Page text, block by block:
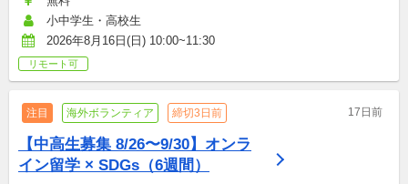
小中学生・高校生
2026年8月16日(日) 10:00~11:30
リモート可
注目 海外ボランティア 締切3日前 17日前
【中高生募集 8/26〜9/30】オンラ
イン留学 × SDGs（6週間）